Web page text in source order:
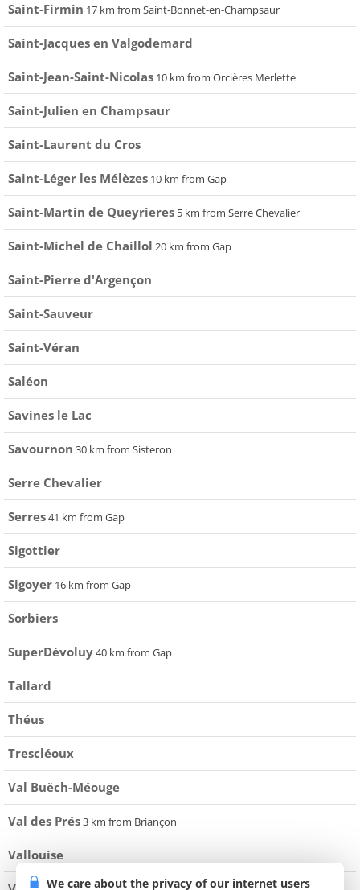
Saint-Firmin 17 km from Saint-Bonnet-en-Champsaur
Saint-Jacques en Valgodemard
Saint-Jean-Saint-Nicolas 10 km from Orcières Merlette
Saint-Julien en Champsaur
Saint-Laurent du Cros
Saint-Léger les Mélèzes 10 km from Gap
Saint-Martin de Queyrieres 5 km from Serre Chevalier
Saint-Michel de Chaillol 20 km from Gap
Saint-Pierre d'Argençon
Saint-Sauveur
Saint-Véran
Saléon
Savines le Lac
Savournon 30 km from Sisteron
Serre Chevalier
Serres41 km from Gap
Sigottier
Sigoyer 16 km from Gap
Sorbiers
SuperDévoluy40 km from Gap
Tallard
Théus
Trescléoux
Val Buëch-Méouge
Val des Prés3 km from Briançon
Vallouise
We care about the privacy of our internet users